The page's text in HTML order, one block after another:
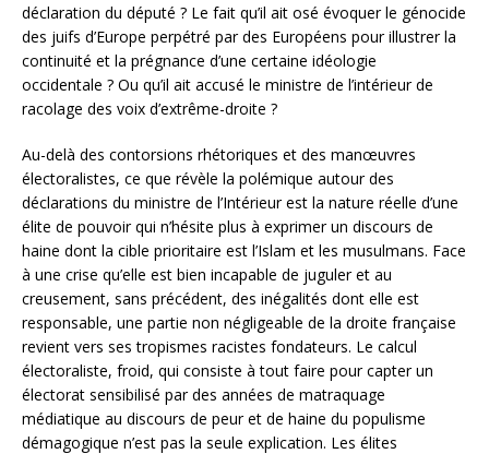
déclaration du député ? Le fait qu’il ait osé évoquer le génocide
des juifs d’Europe perpétré par des Européens pour illustrer la
continuité et la prégnance d’une certaine idéologie
occidentale ? Ou qu’il ait accusé le ministre de l’intérieur de
racolage des voix d’extrême-droite ?
Au-delà des contorsions rhétoriques et des manœuvres
électoralistes, ce que révèle la polémique autour des
déclarations du ministre de l’Intérieur est la nature réelle d’une
élite de pouvoir qui n’hésite plus à exprimer un discours de
haine dont la cible prioritaire est l’Islam et les musulmans. Face
à une crise qu’elle est bien incapable de juguler et au
creusement, sans précédent, des inégalités dont elle est
responsable, une partie non négligeable de la droite française
revient vers ses tropismes racistes fondateurs. Le calcul
électoraliste, froid, qui consiste à tout faire pour capter un
électorat sensibilisé par des années de matraquage
médiatique au discours de peur et de haine du populisme
démagogique n’est pas la seule explication. Les élites